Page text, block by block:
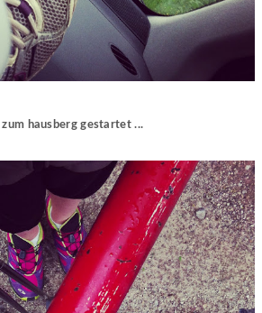
zum hausberg gestartet ...